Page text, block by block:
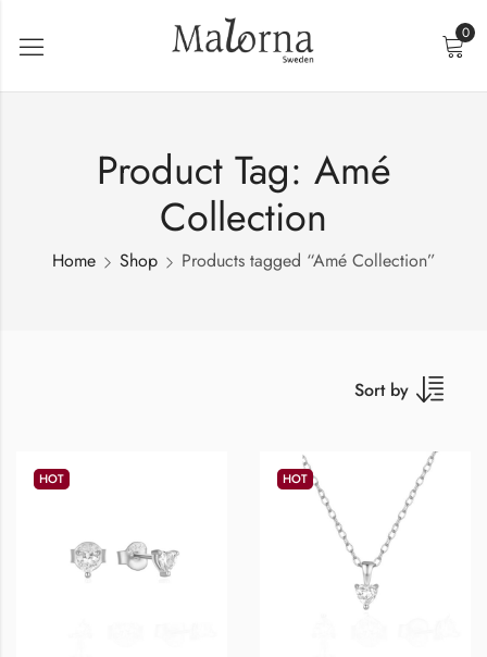
0
Product Tag: Amé
Collection
Home Shop Products tagged “Amé Collection”
Sort by
HOT HOT